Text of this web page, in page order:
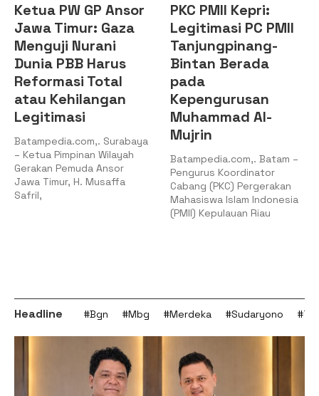
Ketua PW GP Ansor
Jawa Timur: Gaza
Menguji Nurani
Dunia PBB Harus
Reformasi Total
atau Kehilangan
Legitimasi
Batampedia.com,. Surabaya
– Ketua Pimpinan Wilayah
Gerakan Pemuda Ansor
Jawa Timur, H. Musaffa
Safril,
PKC PMII Kepri:
Legitimasi PC PMII
Tanjungpinang-
Bintan Berada
pada
Kepengurusan
Muhammad Al-
Mujrin
Batampedia.com,. Batam –
Pengurus Koordinator
Cabang (PKC) Pergerakan
Mahasiswa Islam Indonesia
(PMII) Kepulauan Riau
Headline #Bgn #Mbg #Merdeka #Sudaryono